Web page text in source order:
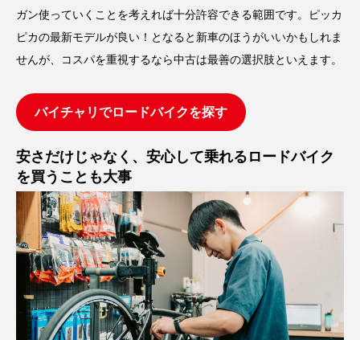
ガン使っていくことを考えれば十分許容できる範囲です。ピッカ
ピカの最新モデルが良い！となると新車のほうがいいかもしれま
せんが、コスパを重視するなら中古は最善の選択肢といえます。
バイチャリでロードバイクを探す
安さだけじゃなく、安心して乗れるロードバイク
を買うことも大事